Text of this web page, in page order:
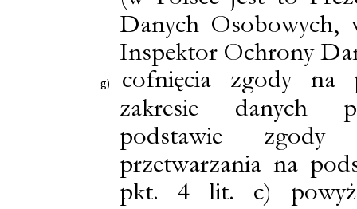
Danych Osobowych,
Inspektor Ochrony
cofnięcia zgody na
zakresie danych
podstawie
przetwarzania na
pkt. 4 lit. c)